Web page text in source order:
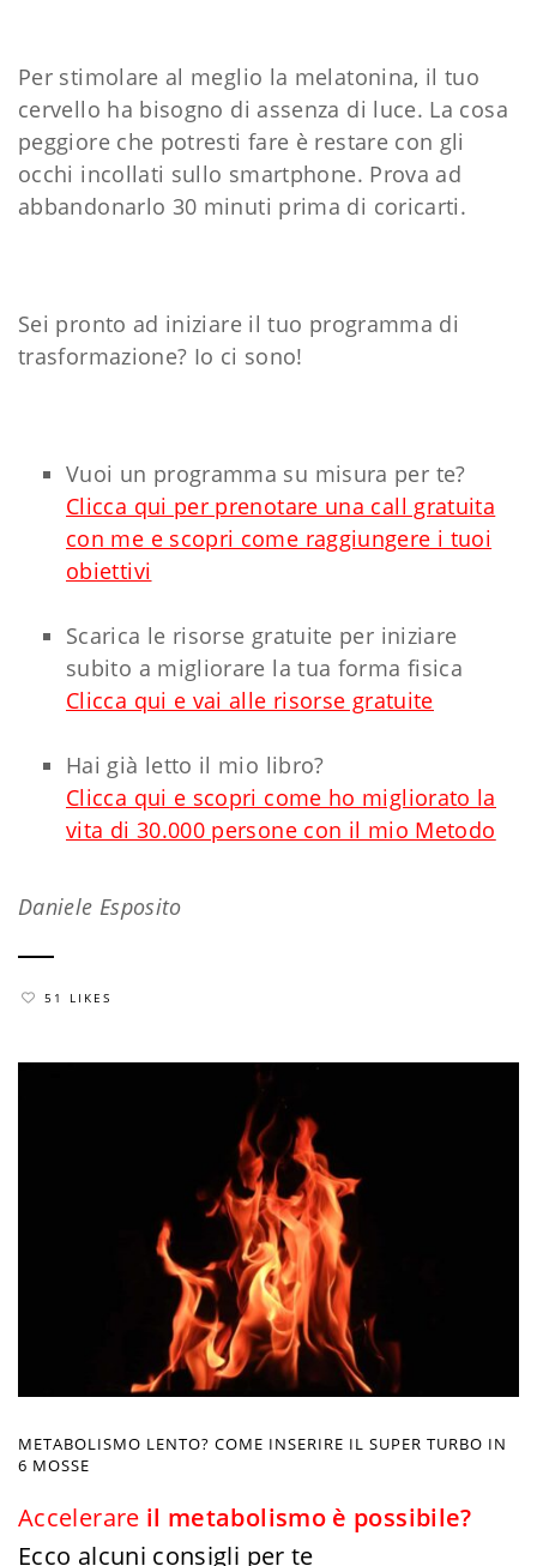
Per stimolare al meglio la melatonina, il tuo
cervello ha bisogno di assenza di luce. La cosa
peggiore che potresti fare è restare con gli
occhi incollati sullo smartphone. Prova ad
abbandonarlo 30 minuti prima di coricarti.
Sei pronto ad iniziare il tuo programma di
trasformazione? Io ci sono!
Vuoi un programma su misura per te?
Clicca qui per prenotare una call gratuita
con me e scopri come raggiungere i tuoi
obiettivi
Scarica le risorse gratuite per iniziare
subito a migliorare la tua forma fisica
Clicca qui e vai alle risorse gratuite
Hai già letto il mio libro?
Clicca qui e scopri come ho migliorato la
vita di 30.000 persone con il mio Metodo
Daniele Esposito
51 LIKES
METABOLISMO LENTO? COME INSERIRE IL SUPER TURBO IN
6 MOSSE
Accelerare il metabolismo è possibile?
Ecco alcuni consigli per te